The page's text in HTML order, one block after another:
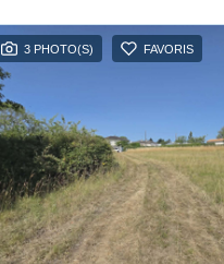
3 PHOTO(S) FAVORIS